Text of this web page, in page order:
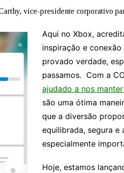
vice-presidente corporativo
Aqui no Xbox,
inspiração e
provado verdade,
passamos. Com a
ajudado a nos
são uma ótima
que a diversão
equilibrada, segura e
especialmente
Hoje, estamos